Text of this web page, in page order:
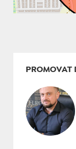
PROMOVAT